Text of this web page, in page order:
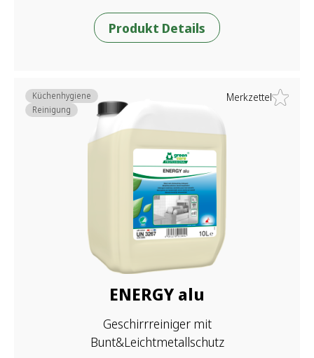
Produkt Details
Merkzettel
ENERGY alu
Geschirrreiniger mit
Bunt&Leichtmetallschutz
Küchenhygiene
Reinigung